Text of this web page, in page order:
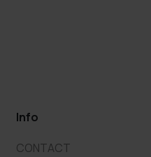
Info
CONTACT